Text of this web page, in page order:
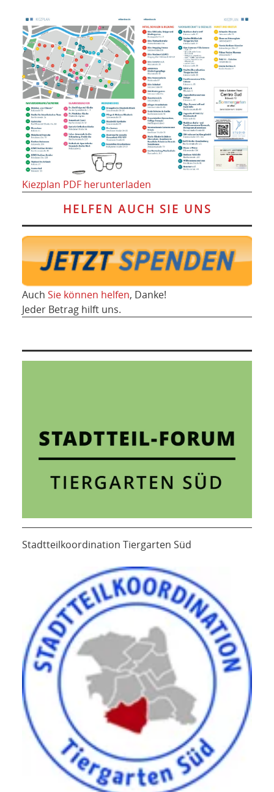
Kiezplan PDF herunterladen
HELFEN AUCH SIE UNS
Auch Sie können helfen, Danke!
Jeder Betrag hilft uns.
Stadtteilkoordination Tiergarten Süd